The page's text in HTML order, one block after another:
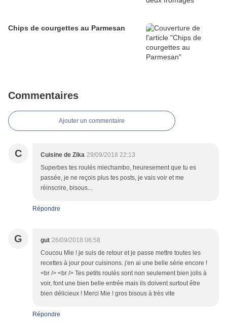
Chips de courgettes au Parmesan
Commentaires
Ajouter un commentaire
C Cuisine de Zika 29/09/2018 22:13
Superbes tes roulés miechambo, heuresement que tu es
passée, je ne reçois plus tes posts, je vais voir et me
réinscrire, bisous...
Répondre
G gut 26/09/2018 06:58
Coucou Mie ! je suis de retour et je passe mettre toutes les
recettes à jour pour cuisinons. j'en ai une belle série encore !
<br /> <br /> Tes petits roulés sont non seulement bien jolis à
voir, font une bien belle entrée mais ils doivent surtout être
bien délicieux ! Merci Mie ! gros bisous à très vite
Répondre